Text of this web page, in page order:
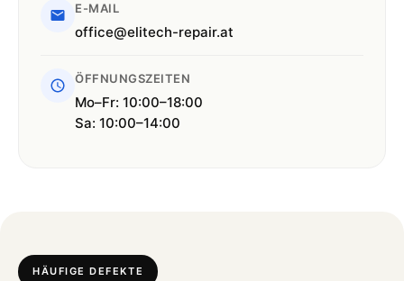
E-MAIL
office@elitech-repair.at
ÖFFNUNGSZEITEN
Mo–Fr: 10:00–18:00
Sa: 10:00–14:00
HÄUFIGE DEFEKTE